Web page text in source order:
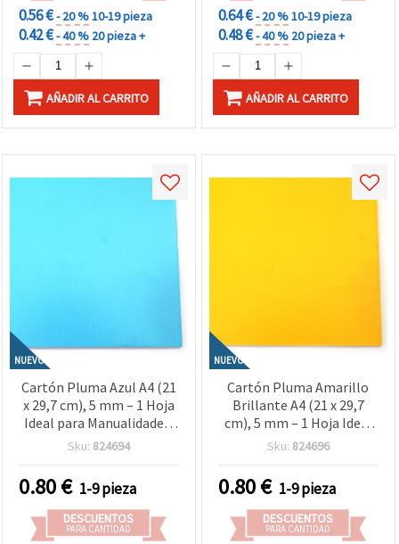
0.56 €- 20 %10-19 pieza
0.42 €- 40 % 20 pieza +
AÑADIR AL CARRITO
0.64 €- 20 %10-19 pieza
0.48 €- 40 % 20 pieza +
AÑADIR AL CARRITO
NUEVO
Cartón Pluma Azul A4 (21
x 29,7 cm), 5 mm – 1 Hoja
Ideal para Manualidades,
Scrapbooking, Maquetas y
Sku: 824694
0.80€ 1-9 pieza
DESCUENTOS
PARA CANTIDAD
NUEVO
Cartón Pluma Amarillo
Brillante A4 (21 x 29,7
cm), 5 mm – 1 Hoja Ideal
para Manualidades,
Escolares
Sku: 824696
0.80€ 1-9 pieza
DESCUENTOS
PARA CANTIDAD